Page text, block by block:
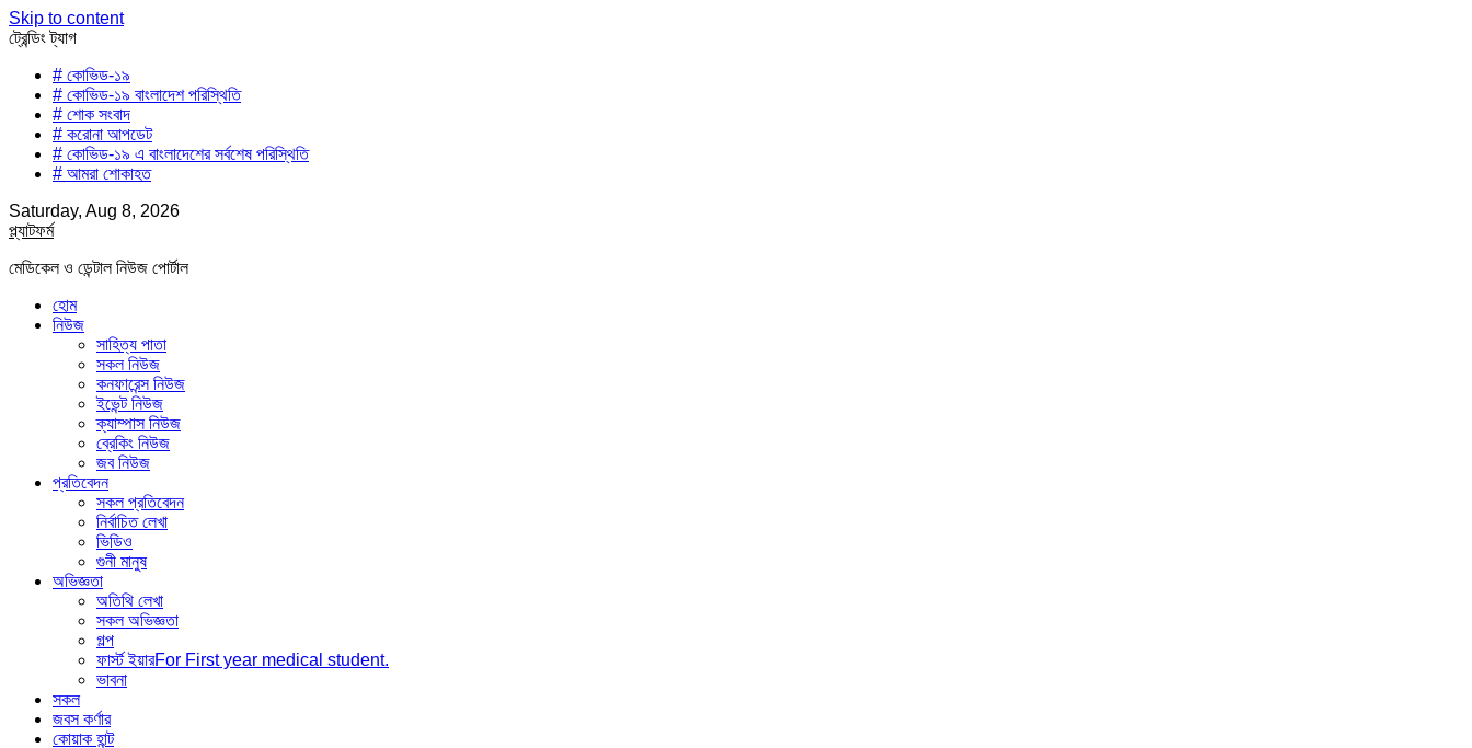
Skip to content
ট্রেন্ডিং ট্যাগ
# কোভিড-১৯
# কোভিড-১৯ বাংলাদেশ পরিস্থিতি
# শোক সংবাদ
# করোনা আপডেট
# কোভিড-১৯ এ বাংলাদেশের সর্বশেষ পরিস্থিতি
# আমরা শোকাহত
Saturday, Aug 8, 2026
প্ল্যাটফর্ম
মেডিকেল ও ডেন্টাল নিউজ পোর্টাল
হোম
নিউজ
সাহিত্য পাতা
সকল নিউজ
কনফারেন্স নিউজ
ইভেন্ট নিউজ
ক্যাম্পাস নিউজ
ব্রেকিং নিউজ
জব নিউজ
প্রতিবেদন
সকল প্রতিবেদন
নির্বাচিত লেখা
ভিডিও
গুনী মানুষ
অভিজ্ঞতা
অতিথি লেখা
সকল অভিজ্ঞতা
গল্প
ফার্স্ট ইয়ারFor First year medical student.
ভাবনা
সকল
জবস কর্ণার
কোয়াক হান্ট